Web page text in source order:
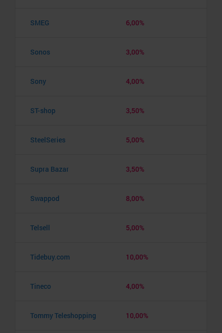
SMEG 6,00%
Sonos 3,00%
Sony 4,00%
ST-shop 3,50%
SteelSeries 5,00%
Supra Bazar 3,50%
Swappod 8,00%
Telsell 5,00%
Tidebuy.com 10,00%
Tineco 4,00%
Tommy Teleshopping 10,00%